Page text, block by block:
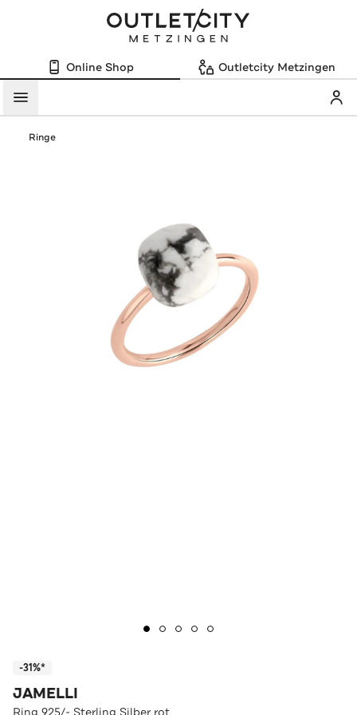
Online Shop Outletcity Metzingen
Menü
Ringe
-31%*
JAMELLI
Ring 925/- Sterling Silber rot